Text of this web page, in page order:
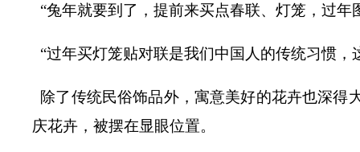
“兔年就要到了，提前来买点春联、灯笼，过
“过年买灯笼贴对联是我们中国人的传统习惯
除了传统民俗饰品外，寓意美好的花卉也深得
庆花卉，被摆在显眼位置。